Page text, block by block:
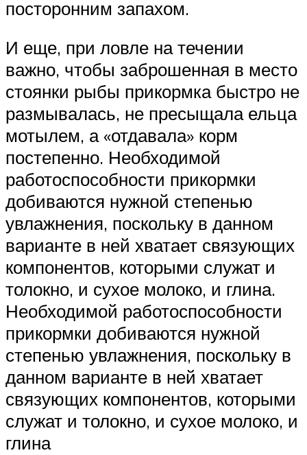
посторонним запахом.
И еще, при ловле на течении
важно, чтобы заброшенная в место
стоянки рыбы прикормка быстро не
размывалась, не пресыщала ельца
мотылем, а «отдавала» корм
постепенно. Необходимой
работоспособности прикормки
добиваются нужной степенью
увлажнения, поскольку в данном
варианте в ней хватает связующих
компонентов, которыми служат и
толокно, и сухое молоко, и глина.
Необходимой работоспособности
прикормки добиваются нужной
степенью увлажнения, поскольку в
данном варианте в ней хватает
связующих компонентов, которыми
служат и толокно, и сухое молоко, и
глина